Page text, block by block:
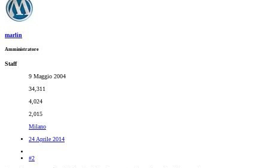
marlin
Amministratore
Staff
9 Maggio 2004
34,311
4,024
2,015
Milano
24 Aprile 2014
#2